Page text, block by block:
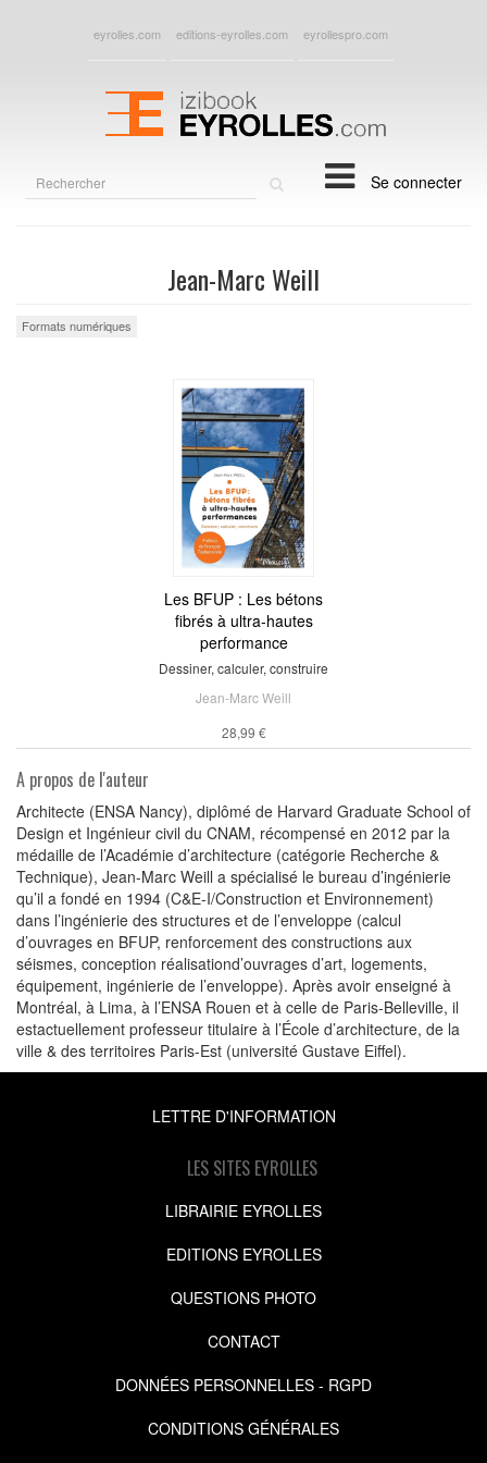
eyrolles.com editions-eyrolles.com eyrollespro.com
Se connecter
Jean-Marc Weill
Formats numériques
Les BFUP : Les bétons
fibrés à ultra-hautes
performance
Dessiner, calculer, construire
Jean-Marc Weill
28,99 €
A propos de l'auteur
Architecte (ENSA Nancy), diplômé de Harvard Graduate School of
Design et Ingénieur civil du CNAM, récompensé en 2012 par la
médaille de l’Académie d’architecture (catégorie Recherche &
Technique), Jean-Marc Weill a spécialisé le bureau d’ingénierie
qu’il a fondé en 1994 (C&E-I/Construction et Environnement)
dans l’ingénierie des structures et de l’enveloppe (calcul
d’ouvrages en BFUP, renforcement des constructions aux
séismes, conception réalisationd’ouvrages d’art, logements,
équipement, ingénierie de l’enveloppe). Après avoir enseigné à
Montréal, à Lima, à l’ENSA Rouen et à celle de Paris-Belleville, il
estactuellement professeur titulaire à l’École d’architecture, de la
ville & des territoires Paris-Est (université Gustave Eiffel).
LETTRE D'INFORMATION
LES SITES EYROLLES
LIBRAIRIE EYROLLES
EDITIONS EYROLLES
QUESTIONS PHOTO
CONTACT
DONNÉES PERSONNELLES - RGPD
CONDITIONS GÉNÉRALES